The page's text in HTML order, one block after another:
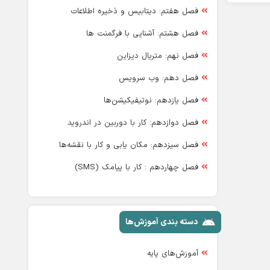
فصل هفتم: دیتابیس و ذخیره اطلاعات
فصل هشتم: آشنایی با فرگمنت ها
فصل نهم: متریال دیزاین
فصل دهم: وب سرویس
فصل یازدهم: نوتیفیکیشن‌ها
فصل دوازدهم: کار با دوربین در اندروید
فصل سیزدهم: مکان یابی و کار با نقشه‌ها
فصل چهاردهم : کار با پیامک (SMS)
دسته بندی آموزش‌ها
آموزش‌های پایه